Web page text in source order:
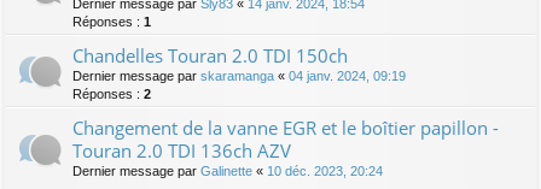
Dernier message par Sly83 « 14 janv. 2024, 18:54
Réponses : 1
Chandelles Touran 2.0 TDI 150ch
Dernier message par skaramanga « 04 janv. 2024, 09:19
Réponses : 2
Changement de la vanne EGR et le boîtier papillon -
Touran 2.0 TDI 136ch AZV
Dernier message par Galinette « 10 déc. 2023, 20:24